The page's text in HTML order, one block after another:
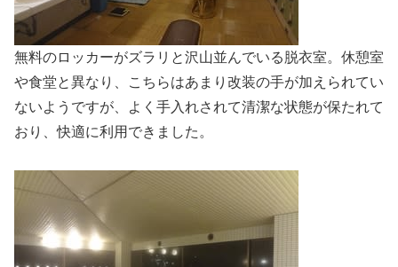
無料のロッカーがズラリと沢山並んでいる脱衣室。休憩室
や食堂と異なり、こちらはあまり改装の手が加えられてい
ないようですが、よく手入れされて清潔な状態が保たれて
おり、快適に利用できました。